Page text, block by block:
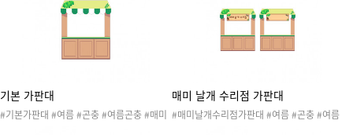
기본 가판대
#기본가판대 #여름 #곤충 #여름곤충 #매미
매미 날개 수리점 가판대
#매미날개수리점가판대 #여름 #곤충 #여름